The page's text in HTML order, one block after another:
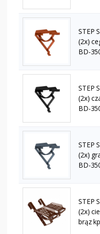
STEP
(2x)
BD-
STEP
(2x)
BD-
STEP
(2x)
BD-
STEP
(2x)
brąz